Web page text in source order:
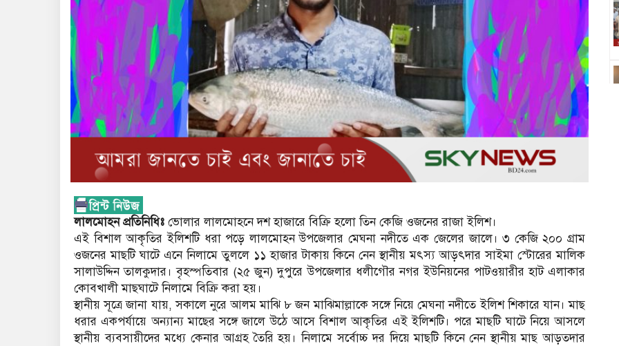
লালমোহন প্রতিনিধিঃ ভোলার লালমোহনে দশ হাজারে বিক্রি হলো তিন কেজি ওজনের রাজা ইলিশ।
এই বিশাল আকৃতির ইলিশটি ধরা পড়ে লালমোহন উপজেলার মেঘনা নদীতে এক জেলের জালে। ৩ কেজি ২০০ গ্রাম
ওজনের মাছটি ঘাটে এনে নিলামে তুললে ১১ হাজার টাকায় কিনে নেন স্থানীয় মৎস্য আড়ৎদার সাইমা স্টোরের মালিক
সালাউদ্দিন তালকুদার। বৃহস্পতিবার (২৫ জুন) দুপুরে উপজেলার ধলীগৌর নগর ইউনিয়নের পাটওয়ারীর হাট এলাকার
কোবখালী মাছঘাটে নিলামে বিক্রি করা হয়।
স্থানীয় সূত্রে জানা যায়, সকালে নুরে আলম মাঝি ৮ জন মাঝিমাল্লাকে সঙ্গে নিয়ে মেঘনা নদীতে ইলিশ শিকারে যান। মাছ
ধরার একপর্যায়ে অন্যান্য মাছের সঙ্গে জালে উঠে আসে বিশাল আকৃতির এই ইলিশটি। পরে মাছটি ঘাটে নিয়ে আসলে
স্থানীয় ব্যবসায়ীদের মধ্যে কেনার আগ্রহ তৈরি হয়। নিলামে সর্বোচ্চ দর দিয়ে মাছটি কিনে নেন স্থানীয় মাছ আড়তদার